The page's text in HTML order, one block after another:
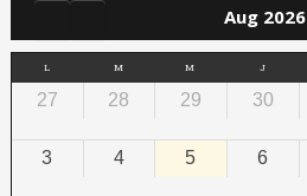
Aug 2026
L M M J
27 28 29 30
3 4 5 6